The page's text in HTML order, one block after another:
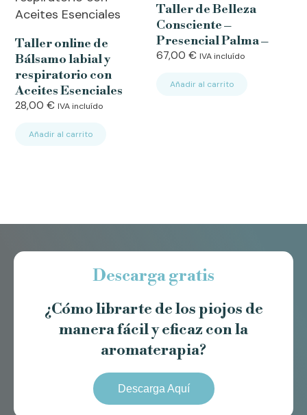
Taller online de
Bálsamo labial y
respiratorio con
Aceites Esenciales
28,00 € IVA incluído
Añadir al carrito
Taller de Belleza
Consciente –
Presencial Palma –
67,00€ IVA incluído
Añadir al carrito
Descarga gratis
¿Cómo librarte de los piojos de
manera fácil y eficaz con la
aromaterapia?
Descarga Aquí